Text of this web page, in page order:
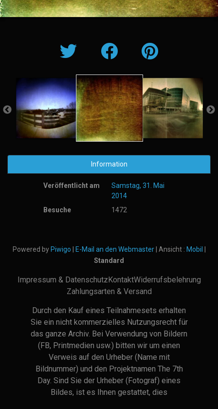
Information
Veröffentlicht am
Samstag, 31. Mai
2014
Besuche
1472
Powered by Piwigo E-Mail an den Webmaster| Ansicht : Mobil
Standard
Impressum & Datenschutz KontaktWiderrufsbelehrung
Zahlungsarten & Versand
Durch den Kauf eines Teilnahmesets erhalten
Sie ein nicht kommerzielles Nutzungsrecht für
das ganze Archiv. Bei Verwendung von Bildern
(FB, Printmedien usw.) bitten wir um einen
Verweis auf den Urheber (Name mit
Bildnummer) und den Projektnamen The 7th
Day. Sind Sie der Urheber (Fotograf) eines
Bildes, ist es Ihnen gestattet, dies